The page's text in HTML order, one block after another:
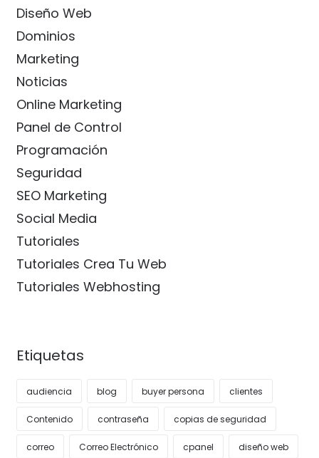
Diseño Web
Dominios
Marketing
Noticias
Online Marketing
Panel de Control
Programación
Seguridad
SEO Marketing
Social Media
Tutoriales
Tutoriales Crea Tu Web
Tutoriales Webhosting
Etiquetas
audiencia blog buyer persona clientes
Contenido contraseña copias de seguridad
correo Correo Electrónico cpanel diseño web